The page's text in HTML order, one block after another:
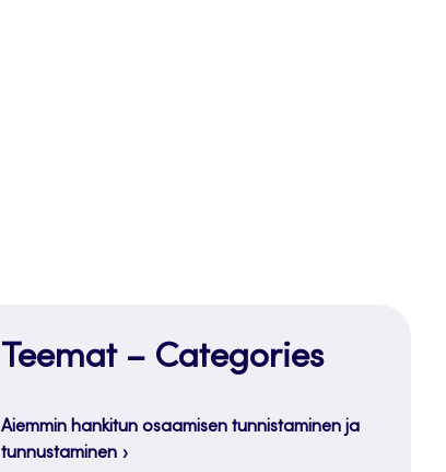
Teemat – Categories
Aiemmin hankitun osaamisen tunnistaminen ja
tunnustaminen